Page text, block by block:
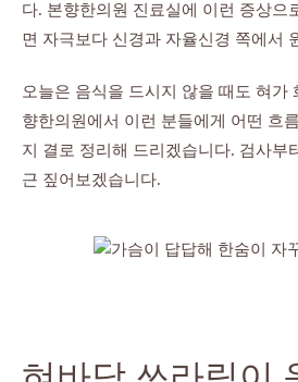
다. 본향한의원 진료실에 이런 증상으
면 자극보다 신경과 자율신경 쪽에서
오늘은 음식을 드시지 않을 때도 혀가
향한의원에서 이런 분들에게 어떤 흐
지 결로 정리해 드리겠습니다. 검사부
근 짚어보겠습니다.